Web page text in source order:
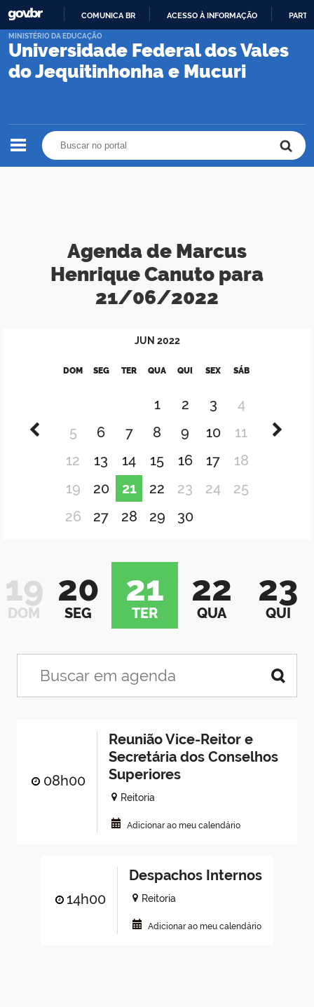
PARA
CONTEÚDO
COMUNICA BR ACESSO À INFORMAÇÃO
Universidade Federal dos Vales
do Jequitinhonha e Mucuri
MINISTÉRIO DA EDUCAÇÃO
Agenda de Marcus
Henrique Canuto para
21/06/2022
JUN 2022
DOM SEG TER QUA QUI SEX SÁB
1 2 3
4
5
6 7 8 9 10
11
12
13 14 15 16 17
18
19
20 21 22 23 24
25
26
27 28 29 30
19
DOM
20
SEG
21
TER
22
QUA
23
QUI
08h00
Reunião Vice-Reitor e
Secretária dos Conselhos
Superiores
Reitoria
Adicionar ao meu calendário
14h00
Despachos Internos
Reitoria
Adicionar ao meu calendário